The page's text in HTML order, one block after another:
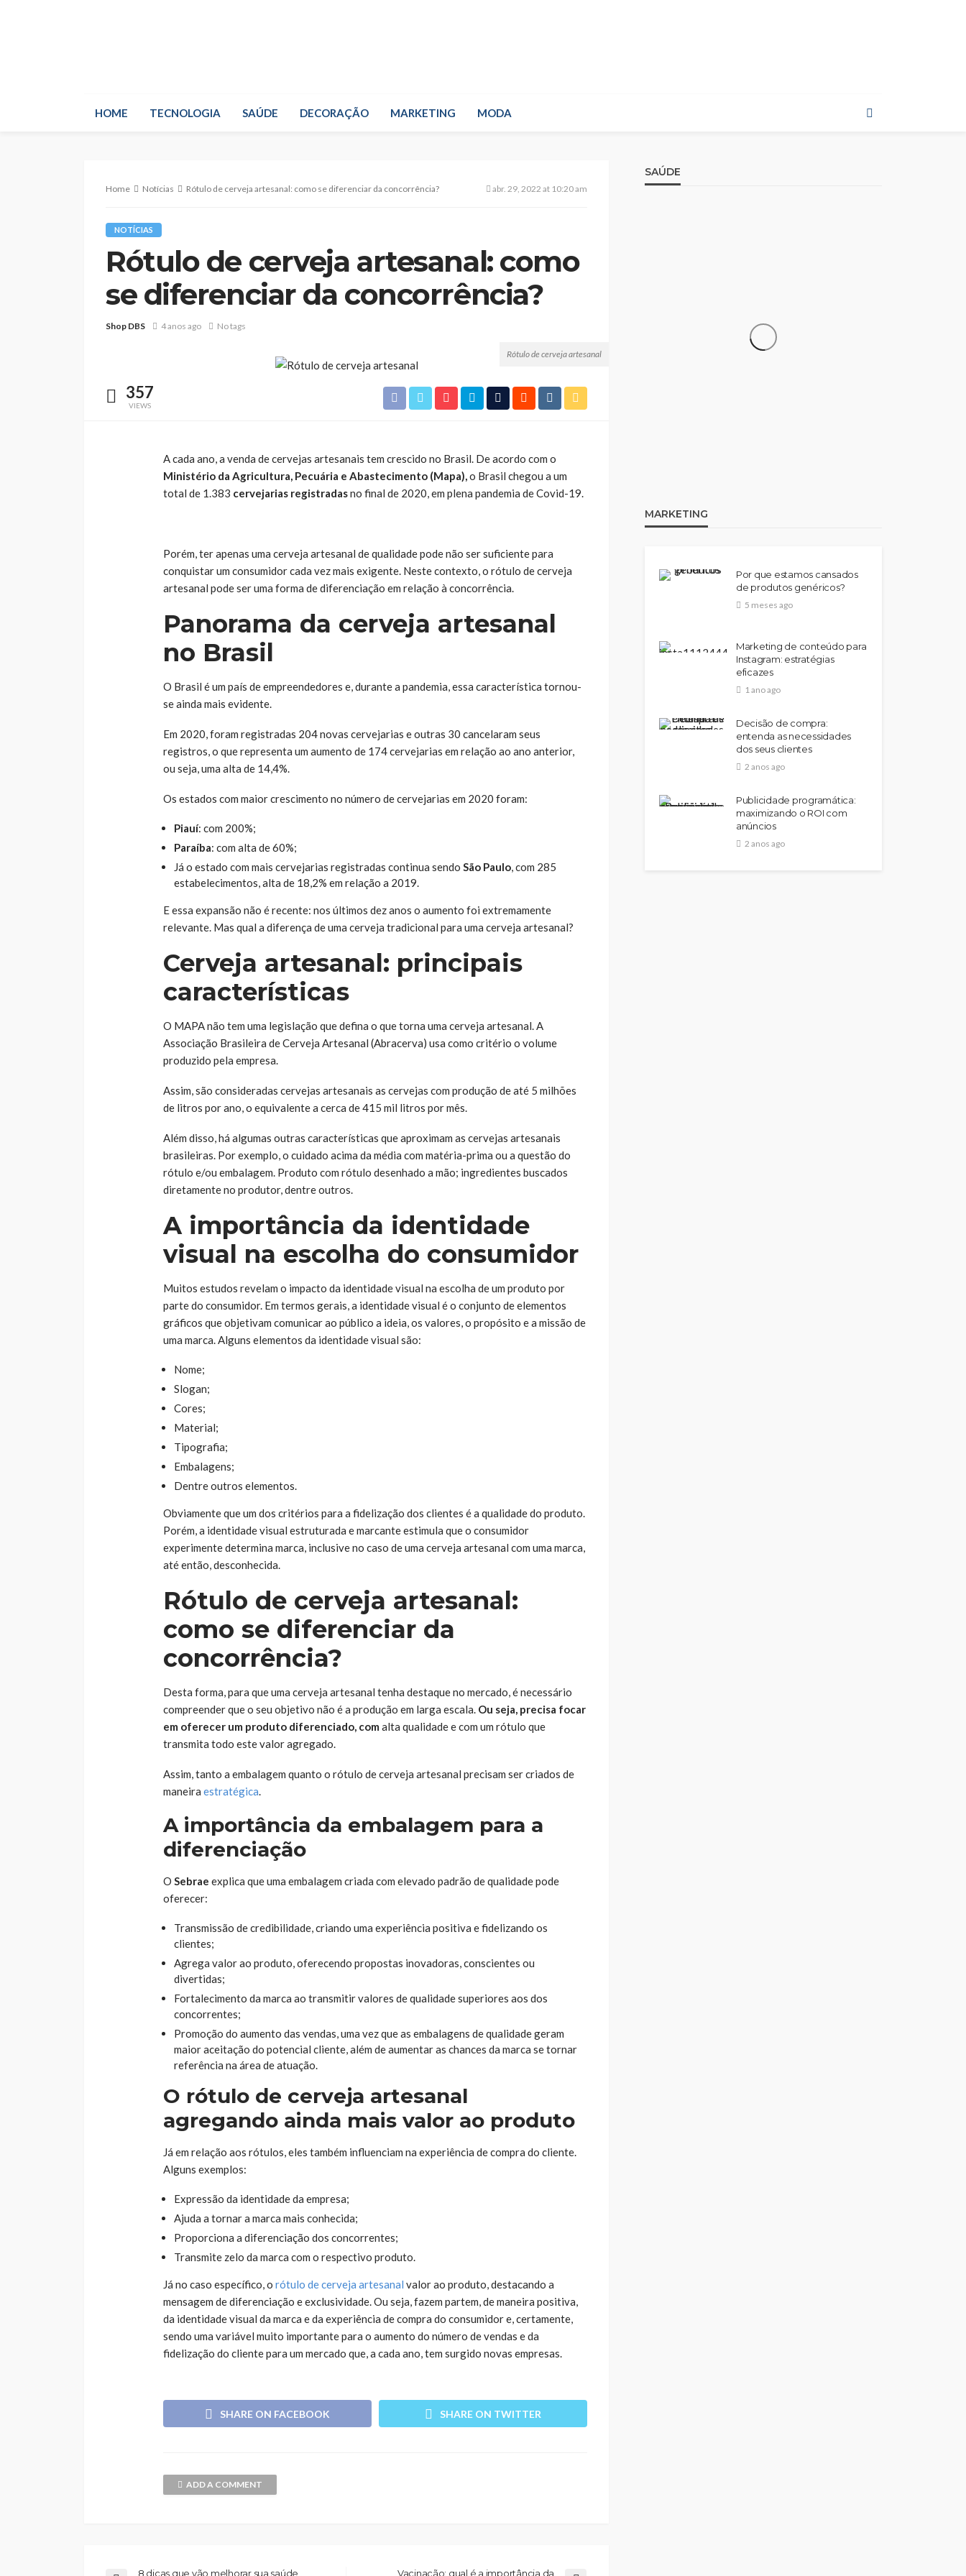
HOME TECNOLOGIA SAÚDE DECORAÇÃO MARKETING MODA
Home Notícias Rótulo de cerveja artesanal: como se diferenciar da concorrência? abr. 29, 2022 at 10:20 am
NOTÍCIAS
Rótulo de cerveja artesanal: como
se diferenciar da concorrência?
Shop DBS 4 anos ago No tags
Rótulo de cerveja artesanal
357
VIEWS
A cada ano, a venda de cervejas artesanais tem crescido no Brasil. De acordo com o
Ministério da Agricultura, Pecuária e Abastecimento (Mapa),o Brasil chegou a um
total de 1.383 cervejarias registradasno final de 2020, em plena pandemia de Covid-19.
Porém, ter apenas uma cerveja artesanal de qualidade pode não ser suficiente para
conquistar um consumidor cada vez mais exigente. Neste contexto, o rótulo de cerveja
artesanal pode ser uma forma de diferenciação em relação à concorrência.
Panorama da cerveja artesanal
no Brasil
O Brasil é um país de empreendedores e, durante a pandemia, essa característica tornou-
se ainda mais evidente.
Em 2020, foram registradas 204 novas cervejarias e outras 30 cancelaram seus
registros, o que representa um aumento de 174 cervejarias em relação ao ano anterior,
ou seja, uma alta de 14,4%.
Os estados com maior crescimento no número de cervejarias em 2020 foram:
Piauí: com 200%;
Paraíba: com alta de 60%;
Já o estado com mais cervejarias registradas continua sendo São Paulo, com 285
estabelecimentos, alta de 18,2% em relação a 2019.
E essa expansão não é recente: nos últimos dez anos o aumento foi extremamente
relevante. Mas qual a diferença de uma cerveja tradicional para uma cerveja artesanal?
Cerveja artesanal: principais
características
O MAPA não tem uma legislação que defina o que torna uma cerveja artesanal. A
Associação Brasileira de Cerveja Artesanal (Abracerva) usa como critério o volume
produzido pela empresa.
Assim, são consideradas cervejas artesanais as cervejas com produção de até 5 milhões
de litros por ano, o equivalente a cerca de 415 mil litros por mês.
Além disso, há algumas outras características que aproximam as cervejas artesanais
brasileiras. Por exemplo, o cuidado acima da média com matéria-prima ou a questão do
rótulo e/ou embalagem. Produto com rótulo desenhado a mão; ingredientes buscados
diretamente no produtor, dentre outros.
A importância da identidade
visual na escolha do consumidor
Muitos estudos revelam o impacto da identidade visual na escolha de um produto por
parte do consumidor. Em termos gerais, a identidade visual é o conjunto de elementos
gráficos que objetivam comunicar ao público a ideia, os valores, o propósito e a missão de
uma marca. Alguns elementos da identidade visual são:
Nome;
Slogan;
Cores;
Material;
Tipografia;
Embalagens;
Dentre outros elementos.
Obviamente que um dos critérios para a fidelização dos clientes é a qualidade do produto.
Porém, a identidade visual estruturada e marcante estimula que o consumidor
experimente determina marca, inclusive no caso de uma cerveja artesanal com uma marca,
até então, desconhecida.
Rótulo de cerveja artesanal:
como se diferenciar da
concorrência?
Desta forma, para que uma cerveja artesanal tenha destaque no mercado, é necessário
compreender que o seu objetivo não é a produção em larga escala. Ou seja, precisa focar
em oferecer um produto diferenciado, com alta qualidade e com um rótulo que
transmita todo este valor agregado.
Assim, tanto a embalagem quanto o rótulo de cerveja artesanal precisam ser criados de
maneira estratégica.
A importância da embalagem para a
diferenciação
O Sebrae explica que uma embalagem criada com elevado padrão de qualidade pode
oferecer:
Transmissão de credibilidade, criando uma experiência positiva e fidelizando os
clientes;
Agrega valor ao produto, oferecendo propostas inovadoras, conscientes ou
divertidas;
Fortalecimento da marca ao transmitir valores de qualidade superiores aos dos
concorrentes;
Promoção do aumento das vendas, uma vez que as embalagens de qualidade geram
maior aceitação do potencial cliente, além de aumentar as chances da marca se tornar
referência na área de atuação.
O rótulo de cerveja artesanal
agregando ainda mais valor ao produto
Já em relação aos rótulos, eles também influenciam na experiência de compra do cliente.
Alguns exemplos:
Expressão da identidade da empresa;
Ajuda a tornar a marca mais conhecida;
Proporciona a diferenciação dos concorrentes;
Transmite zelo da marca com o respectivo produto.
Já no caso específico, o rótulo de cerveja artesanal valor ao produto, destacando a
mensagem de diferenciação e exclusividade. Ou seja, fazem partem, de maneira positiva,
da identidade visual da marca e da experiência de compra do consumidor e, certamente,
sendo uma variável muito importante para o aumento do número de vendas e da
fidelização do cliente para um mercado que, a cada ano, tem surgido novas empresas.
SHARE ON FACEBOOK SHARE ON TWITTER
ADD A COMMENT
8 dicas que vão melhorar sua saúde Vacinação: qual é a importância da
SAÚDE
Como Solicitar Isenção de
Imposto de Renda por
1 ano ago
MARKETING
Por que estamos cansados
de produtos genéricos?
5 meses ago
Marketing de conteúdo para
Instagram: estratégias
eficazes
1 ano ago
Decisão de compra:
entenda as necessidades
dos seus clientes
2 anos ago
Publicidade programática:
maximizando o ROI com
anúncios
2 anos ago